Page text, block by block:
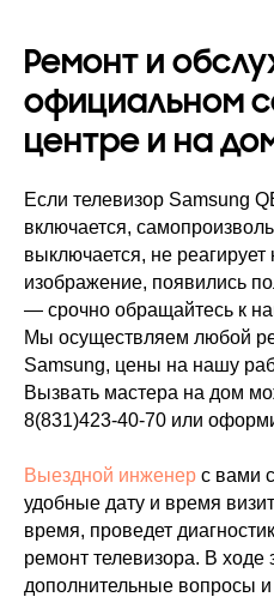
Ремонт и
официальном
центре и на
Если телевизор Samsung
включается,
выключается, не реагирует
изображение, появились
— срочно обращайтесь к
Мы осуществляем любой
Samsung, цены на нашу
Вызвать мастера на дом
8(831)423-40-70 или
Выездной инженер с вами
удобные дату и время
время, проведет
ремонт телевизора. В ходе
дополнительные вопросы